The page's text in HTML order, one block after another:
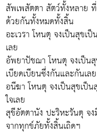
สัพเพสัตตา สัตว์ทั้งหลาย
ด้วยกันทั้งหมดทั้งสิ้น
อะเวรา โหนตุ จงเป็นสุขเ
เลย
อัพยาปัชฌา โหนตุ จงเป็น
เบียดเบียนซึ่งกันและกันเลย
อนีฆา โหนตุ จงเป็นสุขเป็
ใจเลย
สุขีอัตตานัง ปะริหะรันตุ จ
จากทุกข์ภัยทั้งสิ้นเถิดฯ